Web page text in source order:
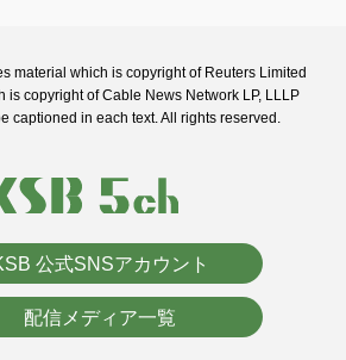
material which is copyright of Reuters Limited
is copyright of Cable News Network LP, LLLP
captioned in each text. All rights reserved.
公式SNSアカウント
配信メディア一覧